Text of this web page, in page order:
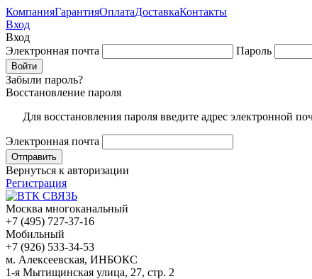
КомпанияГарантияОплатаДоставкаКонтакты
Вход
Вход
Электронная почта
Пароль
Забыли пароль?
Восстановление пароля
Для восстановления пароля введите адрес
Электронная почта
Вернуться к авторизации
Регистрация
Москва многоканальный
+7 (495) 727-37-16
Мобильный
+7 (926) 533-34-53
м. Алексеевская, ИНБОКС
1-я Мытищинская улица, 27, стр. 2